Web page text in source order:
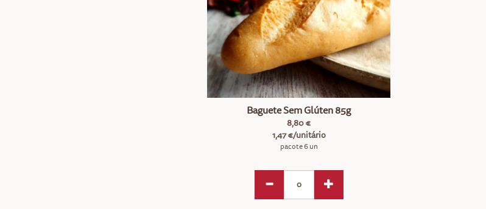
Baguete Sem Glúten 85g
8,80 €
1,47 €/unitário
pacote 6 un